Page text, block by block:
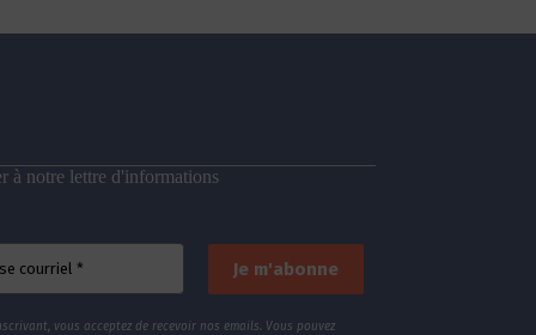
à notre lettre d'informations
vous acceptez de recevoir nos emails. Vous pouvez